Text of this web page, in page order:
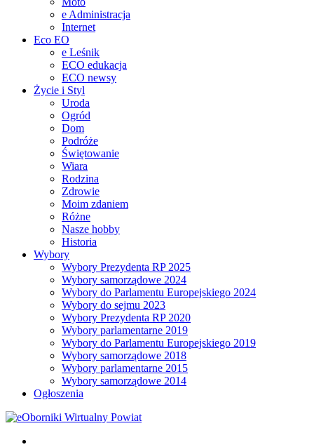
e Administracja
Internet
Eco EO
e Leśnik
ECO edukacja
ECO newsy
Życie i Styl
Uroda
Ogród
Dom
Podróże
Świętowanie
Wiara
Rodzina
Zdrowie
Moim zdaniem
Różne
Nasze hobby
Historia
Wybory
Wybory Prezydenta RP 2025
Wybory samorządowe 2024
Wybory do Parlamentu Europejskiego 2024
Wybory do sejmu 2023
Wybory Prezydenta RP 2020
Wybory parlamentarne 2019
Wybory do Parlamentu Europejskiego 2019
Wybory samorządowe 2018
Wybory parlamentarne 2015
Wybory samorządowe 2014
Ogłoszenia